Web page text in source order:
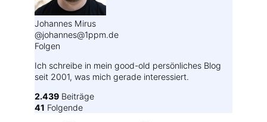
Johannes Mirus
@johannes@1ppm.de
Folgen
Ich schreibe in mein good-old persönliches Blog
seit 2001, was mich gerade interessiert.
2.439 Beiträge
41 Folgende